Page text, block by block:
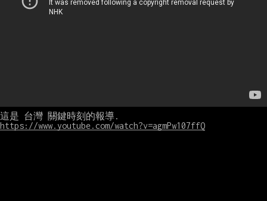
https://www.youtube.com/watch?v=agmPw107ffQ